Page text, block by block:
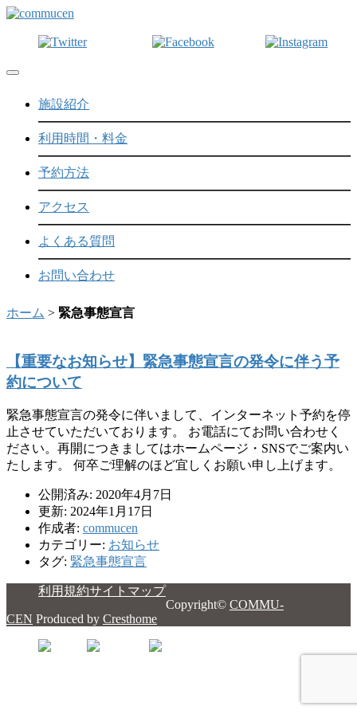
Toggle navigation
施設紹介
利用時間・料金
予約方法
アクセス
よくある質問
お問い合わせ
ホーム > 緊急事態宣言
【重要なお知らせ】緊急事態宣言の発令に伴う予
約について
緊急事態宣言の発令に伴いまして、インターネット予約を停
止させていただいております。 お電話にてお問い合わせく
ださい。再開につきましてはホームページ・SNSでご案内い
たします。 何卒ご理解のほど宜しくお願い申し上げます。
公開済み: 2020年4月7日
更新: 2024年1月17日
作成者: commucen
カテゴリー: お知らせ
タグ: 緊急事態宣言
利用規約サイトマップ
Copyright© COMMU-
CEN Produced by Cresthome